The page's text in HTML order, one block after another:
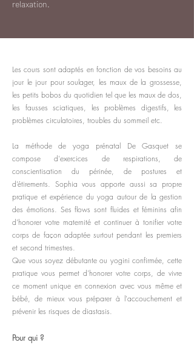
relaxation.
Les cours sont adaptés en fonction de vos besoins au
jour le jour pour soulager, les maux de la grossesse,
les petits bobos du quotidien tel que les maux de dos,
les fausses sciatiques, les problèmes digestifs, les
problèmes circulatoires, troubles du sommeil etc.
La méthode de yoga prénatal De Gasquet se
compose d'exercices de respirations, de
conscientisation du périnée, de postures et
d’étirements. Sophia vous apporte aussi sa propre
pratique et expérience du yoga autour de la gestion
des émotions. Ses flows sont fluides et féminins afin
d’honorer votre maternité et continuer à tonifier votre
corps de façon adaptée surtout pendant les premiers
et second trimestres.
Que vous soyez débutante ou yogini confirmée, cette
pratique vous permet d'honorer votre corps, de vivre
ce moment unique en connexion avec vous même et
bébé, de mieux vous préparer à l'accouchement et
prévenir les risques de diastasis.
Pour qui ?